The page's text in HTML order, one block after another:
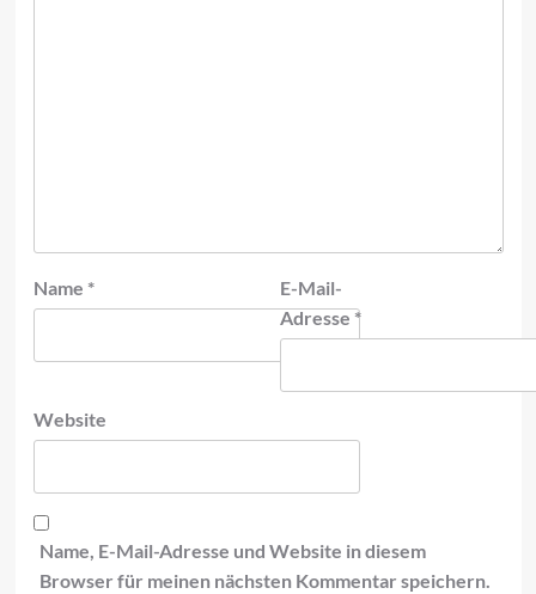
Name *
E-Mail-
Adresse*
Website
Name, E-Mail-Adresse und Website in diesem
Browser für meinen nächsten Kommentar speichern.